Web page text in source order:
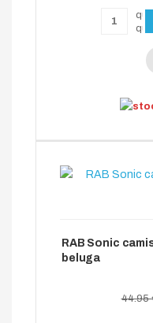
RAB Sonic
beluga
44.95